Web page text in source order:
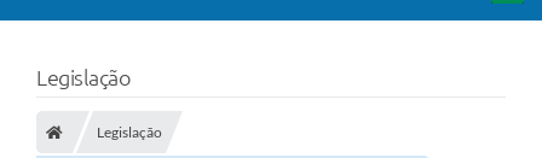
Secretarias
Transparência
Legislação
Legislação